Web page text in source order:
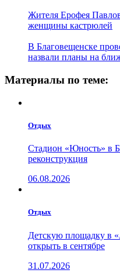
Жителя Ерофея
женщины кастрюлей
В Благовещенске
назвали планы на
Материалы по теме:
Отдых
Стадион «Юность» в
реконструкция
06.08.2026
Отдых
Детскую площадку в
открыть в сентябре
31.07.2026